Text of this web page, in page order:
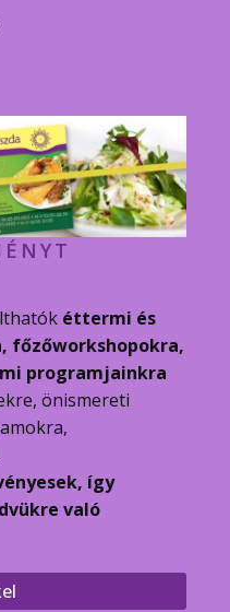
éttermi és
főzőworkshopokra,
programjainkra
önismereti
így
való